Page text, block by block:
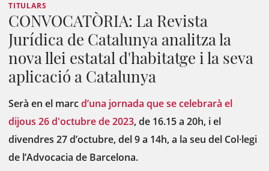
TITULARS
CONVOCATÒRIA: La Revista
Jurídica de Catalunya analitza la
nova llei estatal d'habitatge i la seva
aplicació a Catalunya
Serà en el marcd’una jornada que se celebrarà el
dijous 26 d'octubre de 2023, de 16.15 a 20h, i el
divendres 27 d’octubre, del 9 a 14h, a la seu del Col·legi
de l’Advocacia de Barcelona.